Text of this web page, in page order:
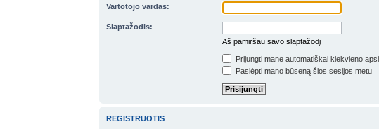
Vartotojo vardas:
Slaptažodis:
Aš pamiršau savo slaptažodį
Prijungti mane automatiškai kiekvieno
Paslėpti mano būseną šios sesijos metu
REGISTRUOTIS